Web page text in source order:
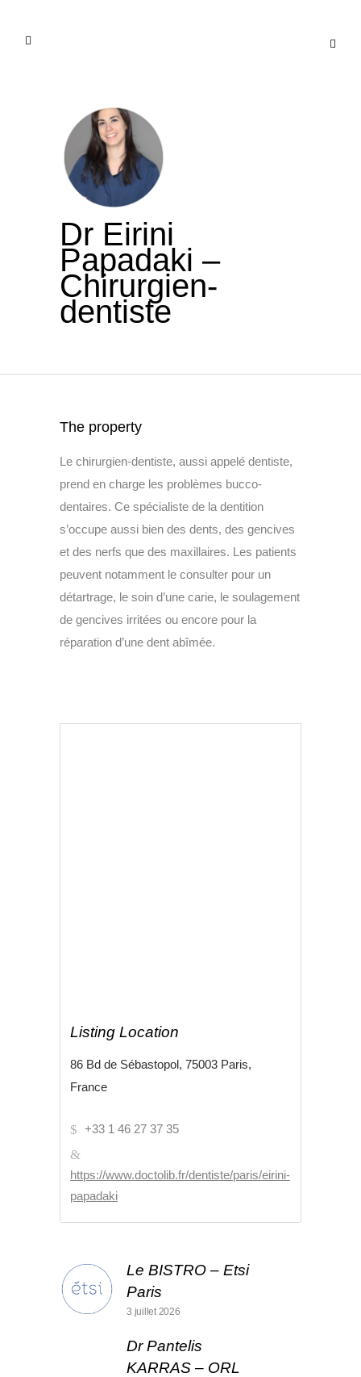
Dr Eirini
Papadaki –
Chirurgien-
dentiste
The property
Le chirurgien-dentiste, aussi appelé dentiste,
prend en charge les problèmes bucco-
dentaires. Ce spécialiste de la dentition
s’occupe aussi bien des dents, des gencives
et des nerfs que des maxillaires. Les patients
peuvent notamment le consulter pour un
détartrage, le soin d’une carie, le soulagement
de gencives irritées ou encore pour la
réparation d’une dent abîmée.
Listing Location
86 Bd de Sébastopol, 75003 Paris,
France
+33 1 46 27 37 35
https://www.doctolib.fr/dentiste/paris/eirini-
papadaki
Le BISTRO – Etsi
Paris
3 juillet 2026
Dr Pantelis
KARRAS – ORL